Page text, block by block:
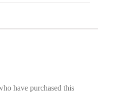
have purchased this